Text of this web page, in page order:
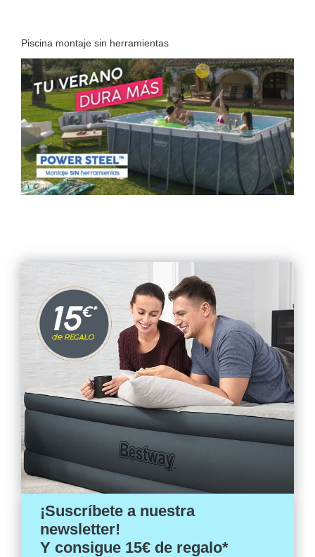
Piscina montaje sin herramientas
¡Suscríbete a nuestra
newsletter!
Y consigue 15€ de regalo*